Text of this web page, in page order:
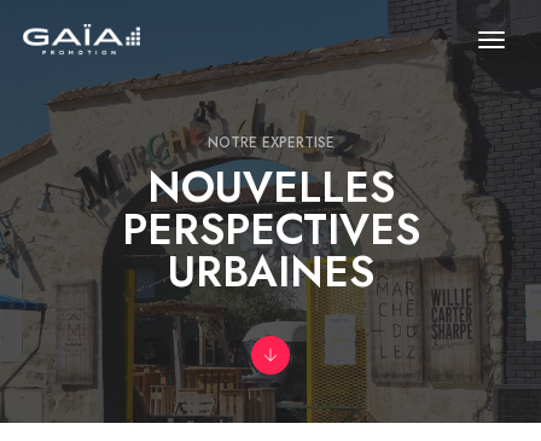
NOTRE EXPERTISE
NOUVELLES
PERSPECTIVES
URBAINES